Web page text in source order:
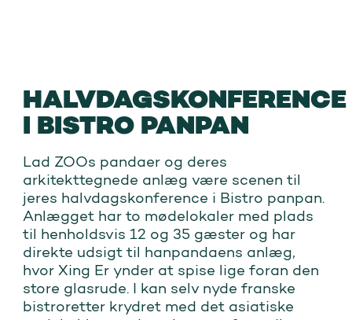
HALVDAGSKONFERENCE
I BISTRO PANPAN
Lad ZOOs pandaer og deres
arkitekttegnede anlæg være scenen til
jeres halvdagskonference i Bistro panpan.
Anlægget har to mødelokaler med plads
til henholdsvis 12 og 35 gæster og har
direkte udsigt til hanpandaens anlæg,
hvor Xing Er ynder at spise lige foran den
store glasrude. I kan selv nyde franske
bistroretter krydret med det asiatiske